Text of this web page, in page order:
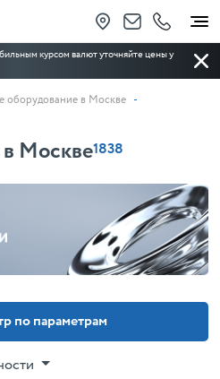
курсом валют уточняйте цены у
оборудование в Москве
Москве1838
по параметрам